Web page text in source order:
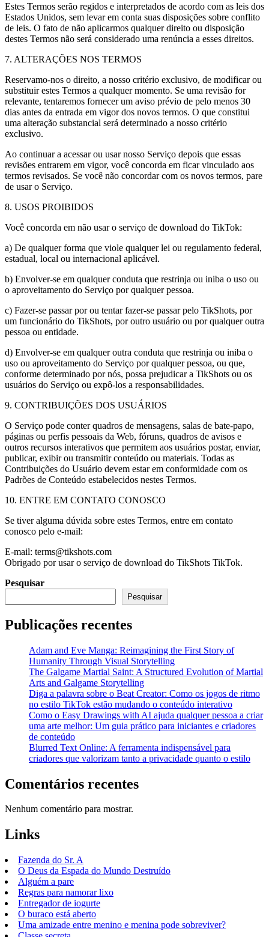
Estes Termos serão regidos e interpretados de acordo com as leis dos
Estados Unidos, sem levar em conta suas disposições sobre conflito
de leis. O fato de não aplicarmos qualquer direito ou disposição
destes Termos não será considerado uma renúncia a esses direitos.
7. ALTERAÇÕES NOS TERMOS
Reservamo-nos o direito, a nosso critério exclusivo, de modificar ou
substituir estes Termos a qualquer momento. Se uma revisão for
relevante, tentaremos fornecer um aviso prévio de pelo menos 30
dias antes da entrada em vigor dos novos termos. O que constitui
uma alteração substancial será determinado a nosso critério
exclusivo.
Ao continuar a acessar ou usar nosso Serviço depois que essas
revisões entrarem em vigor, você concorda em ficar vinculado aos
termos revisados. Se você não concordar com os novos termos, pare
de usar o Serviço.
8. USOS PROIBIDOS
Você concorda em não usar o serviço de download do TikTok:
a) De qualquer forma que viole qualquer lei ou regulamento federal,
estadual, local ou internacional aplicável.
b) Envolver-se em qualquer conduta que restrinja ou iniba o uso ou
o aproveitamento do Serviço por qualquer pessoa.
c) Fazer-se passar por ou tentar fazer-se passar pelo TikShots, por
um funcionário do TikShots, por outro usuário ou por qualquer outra
pessoa ou entidade.
d) Envolver-se em qualquer outra conduta que restrinja ou iniba o
uso ou aproveitamento do Serviço por qualquer pessoa, ou que,
conforme determinado por nós, possa prejudicar a TikShots ou os
usuários do Serviço ou expô-los a responsabilidades.
9. CONTRIBUIÇÕES DOS USUÁRIOS
O Serviço pode conter quadros de mensagens, salas de bate-papo,
páginas ou perfis pessoais da Web, fóruns, quadros de avisos e
outros recursos interativos que permitem aos usuários postar, enviar,
publicar, exibir ou transmitir conteúdo ou materiais. Todas as
Contribuições do Usuário devem estar em conformidade com os
Padrões de Conteúdo estabelecidos nestes Termos.
10. ENTRE EM CONTATO CONOSCO
Se tiver alguma dúvida sobre estes Termos, entre em contato
conosco pelo e-mail:
E-mail: terms@tikshots.com
Obrigado por usar o serviço de download do TikShots TikTok.
Pesquisar
Pesquisar
Publicações recentes
Adam and Eve Manga: Reimagining the First Story of
Humanity Through Visual Storytelling
The Galgame Martial Saint: A Structured Evolution of Martial
Arts and Galgame Storytelling
Diga a palavra sobre o Beat Creator: Como os jogos de ritmo
no estilo TikTok estão mudando o conteúdo interativo
Como o Easy Drawings with AI ajuda qualquer pessoa a criar
uma arte melhor: Um guia prático para iniciantes e criadores
de conteúdo
Blurred Text Online: A ferramenta indispensável para
criadores que valorizam tanto a privacidade quanto o estilo
Comentários recentes
Nenhum comentário para mostrar.
Links
Fazenda do Sr. A
O Deus da Espada do Mundo Destruído
Alguém a pare
Regras para namorar lixo
Entregador de iogurte
O buraco está aberto
Uma amizade entre menino e menina pode sobreviver?